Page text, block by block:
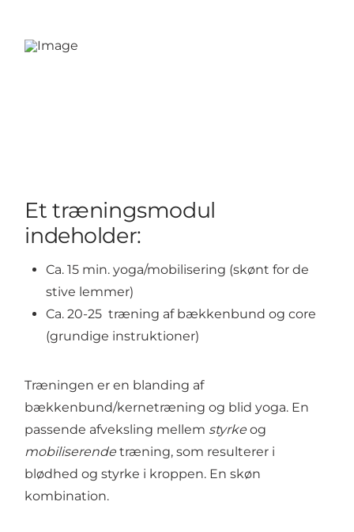
Et træningsmodul
indeholder:
Ca. 15 min. yoga/mobilisering (skønt for de
stive lemmer)
Ca. 20-25 træning af bækkenbund og core
(grundige instruktioner)
Træningen er en blanding af
bækkenbund/kernetræning og blid yoga. En
passende afveksling mellem styrke og
mobiliserende træning, som resulterer i
blødhed og styrke i kroppen. En skøn
kombination.